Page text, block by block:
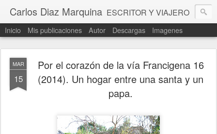
Carlos Diaz Marquina ESCRITOR Y VIAJERO
Inicio Mis publicaciones Autor Descargas Imagenes
MAR
15
Por el corazón de la vía Francigena 16
(2014). Un hogar entre una santa y un
papa.